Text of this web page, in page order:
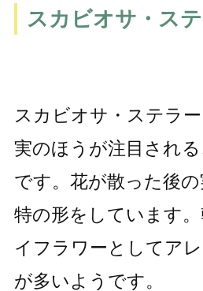
スカビオサ・ス
スカビオサ・ステラ
実のほうが注目され
です。花が散った後
特の形をしています
イフラワーとしてア
が多いようです。